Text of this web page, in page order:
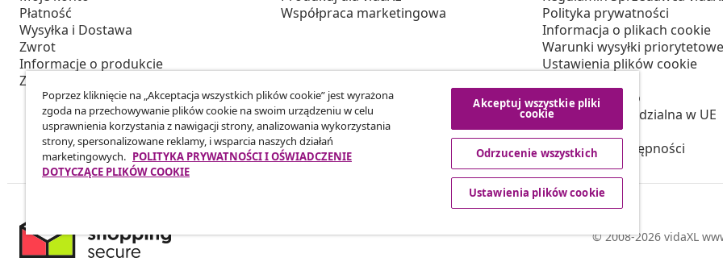
Płatność
Wysyłka i Dostawa
Zwrot
Informacje o produkcie
Zamówienie
Współpraca marketingowa
Polityka prywatności
Informacja o plikach cookie
Warunki wysyłki
Ustawienia plików cookie
Bezpieczeństwo
Osoba odpowiedzialna w UE
Polityką EPR
Deklaracja dostępności
© 2008-2026 vidaXL
Poprzez kliknięcie na „Akceptacja wszystkich plików cookie” jest wyrażona
zgoda na przechowywanie plików cookie na swoim urządzeniu w celu
usprawnienia korzystania z nawigacji strony, analizowania wykorzystania
strony, spersonalizowane reklamy, i wsparcia naszych działań
marketingowych. POLITYKA PRYWATNOŚCI I OŚWIADCZENIE
DOTYCZĄCE PLIKÓW COOKIE
Akceptuj wszystkie pliki
cookie
Odrzucenie wszystkich
Ustawienia plików cookie